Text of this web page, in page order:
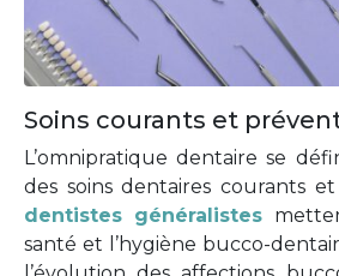
Soins courants et
L’omnipratique dentaire se
des soins dentaires courants
dentistes généralistes
santé et l’hygiène bucco-